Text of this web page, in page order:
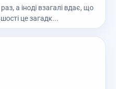
а іноді взагалі вдає, що
це загадк...